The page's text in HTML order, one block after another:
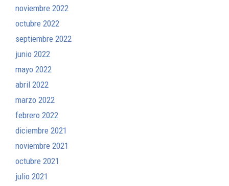
noviembre 2022
octubre 2022
septiembre 2022
junio 2022
mayo 2022
abril 2022
marzo 2022
febrero 2022
diciembre 2021
noviembre 2021
octubre 2021
julio 2021